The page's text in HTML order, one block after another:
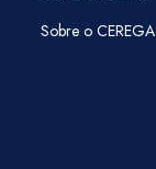
Sobre o CEREGA